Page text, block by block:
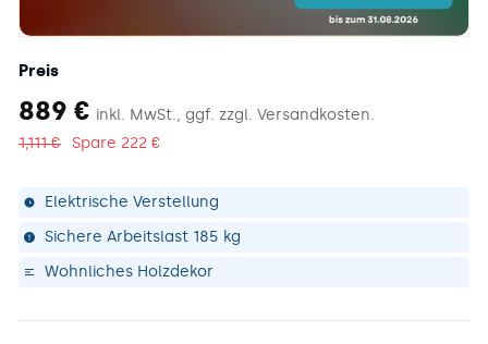
Preis
889 € 889
€
inkl. MwSt., ggf. zzgl. Versandkosten.
1,111 €1.111Spare 222 €
Elektrische Verstellung
Sichere Arbeitslast 185 kg
Wohnliches Holzdekor